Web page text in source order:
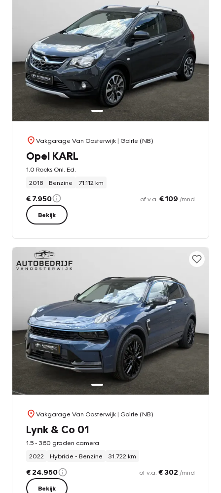
Vakgarage Van Oosterwijk| Goirle (NB)
Opel KARL
1.0 Rocks Onl. Ed.
2018
Benzine 71.112 km
€ 7.950 of v.a. € 109 /mnd
Bekijk
Vakgarage Van Oosterwijk| Goirle (NB)
Lynk & Co 01
1.5 - 360 graden camera
2022
Hybride - Benzine 31.722 km
€ 24.950 of v.a. € 302 /mnd
Bekijk